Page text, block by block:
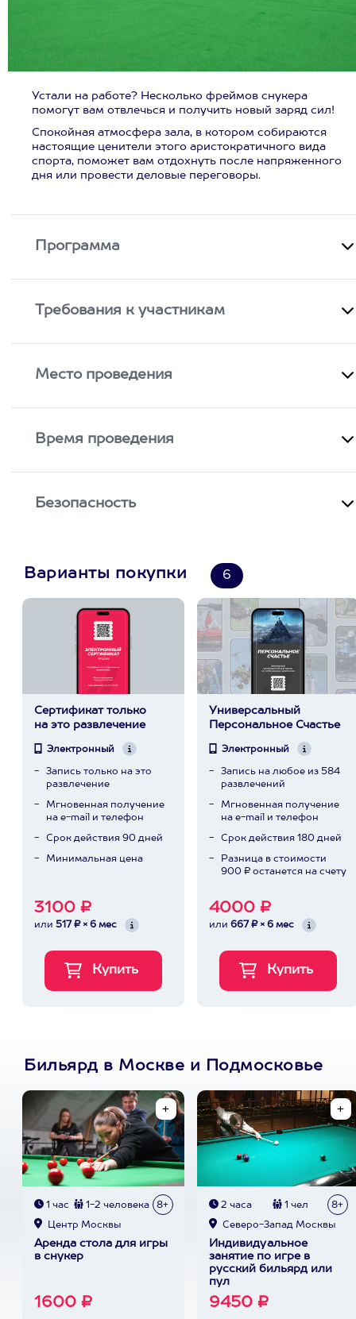
Устали на работе? Несколько фреймов снукера
помогут вам отвлечься и получить новый заряд сил!
Спокойная атмосфера зала, в котором собираются
настоящие ценители этого аристократичного вида
спорта, поможет вам отдохнуть после напряженного
дня или провести деловые переговоры.
Программа
Требования к участникам
Место проведения
Время проведения
Безопасность
Варианты покупки 6
Сертификат только
на это развлечение
Электронный
Запись только на это
развлечение
Мгновенная получение
на e-mail и телефон
Срок действия 90 дней
Минимальная цена
3100 ₽
или 517 ₽ × 6 мес
Универсальный
Персональное Счастье
Электронный
Запись на любое из 584
развлечений
Мгновенная получение
на e-mail и телефон
Срок действия 180 дней
Разница в стоимости
900 ₽ останется на счету
4000 ₽
или 667 ₽ × 6 мес
Бильярд в Москве и Подмосковье
1 час 1-2 человека 8+
Центр Москвы
Аренда стола для игры
в снукер
1600 ₽
2 часа 1 чел 8+
Северо-Запад Москвы
Индивидуальное
занятие по игре в
русский бильярд или
пул
9450 ₽